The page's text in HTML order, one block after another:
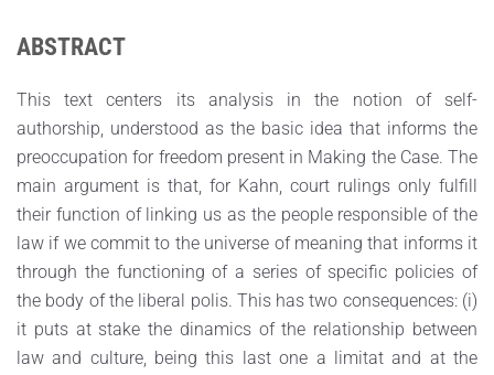
ABSTRACT
This text centers its analysis in the notion of self-
authorship, understood as the basic idea that informs the
preoccupation for freedom present in Making the Case. The
main argument is that, for Kahn, court rulings only fulfill
their function of linking us as the people responsible of the
law if we commit to the universe of meaning that informs it
through the functioning of a series of specific policies of
the body of the liberal polis. This has two consequences: (i)
it puts at stake the dinamics of the relationship between
law and culture, being this last one a limitat and at the